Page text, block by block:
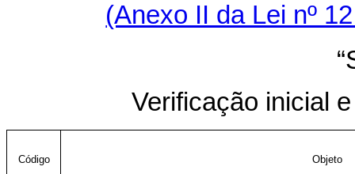
(Anexo II da Lei nº
Verificação inicial
Código Objeto